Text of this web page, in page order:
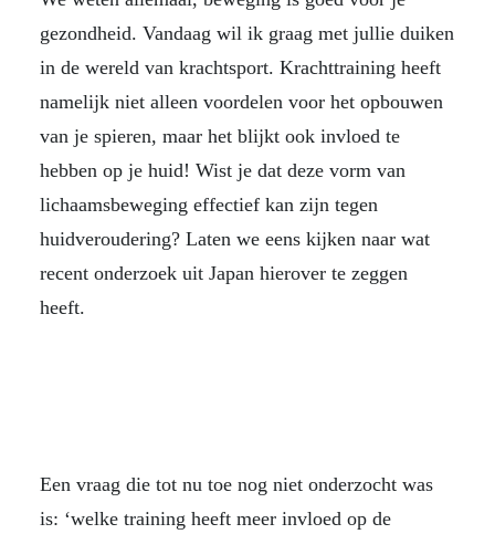
gezondheid. Vandaag wil ik graag met jullie duiken
in de wereld van krachtsport. Krachttraining heeft
namelijk niet alleen voordelen voor het opbouwen
van je spieren, maar het blijkt ook invloed te
hebben op je huid! Wist je dat deze vorm van
lichaamsbeweging effectief kan zijn tegen
huidveroudering? Laten we eens kijken naar wat
recent onderzoek uit Japan hierover te zeggen
heeft.
Een vraag die tot nu toe nog niet onderzocht was
is: ‘welke training heeft meer invloed op de